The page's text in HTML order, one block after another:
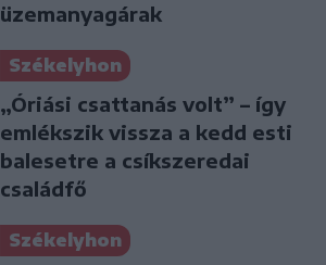
üzemanyagárak
Székelyhon
„Óriási csattanás volt” – így
emlékszik vissza a kedd esti
balesetre a csíkszeredai
családfő
Székelyhon